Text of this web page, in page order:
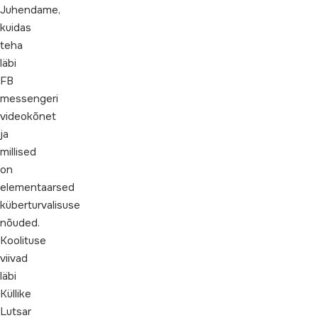
Juhendame,
kuidas
teha
läbi
FB
messengeri
videokõnet
ja
millised
on
elementaarsed
küberturvalisuse
nõuded.
Koolituse
viivad
läbi
Küllike
Lutsar